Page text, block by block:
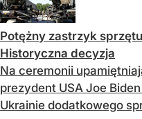
Potężny zastrzyk
Historyczna decyzja
Na ceremonii
prezydent USA Joe
Ukrainie dodatkowego